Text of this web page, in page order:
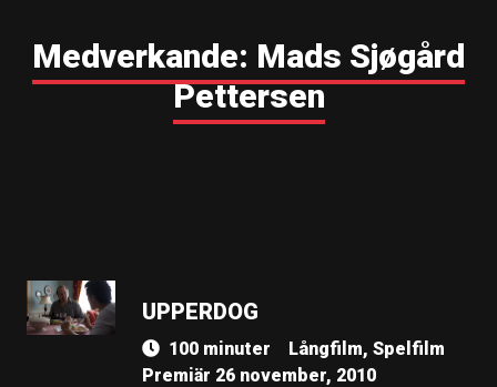
Medverkande: Mads Sjøgård
Pettersen
UPPERDOG
100 minuter
Långfilm, Spelfilm
Premiär 26 november, 2010